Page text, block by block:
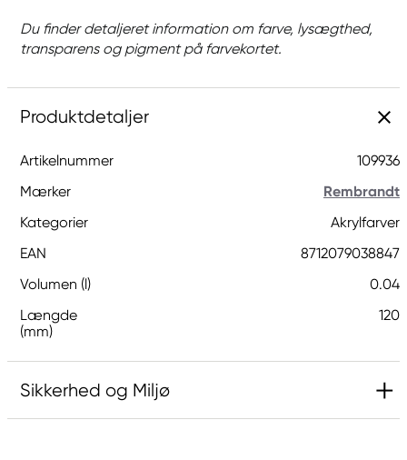
Du finder detaljeret information om farve, lysægthed,
transparens og pigment på farvekortet.
Produktdetaljer
Artikelnummer
109936
Mærker
Rembrandt
Kategorier
Akrylfarver
EAN
8712079038847
Volumen (l)
0.04
Længde
(mm)
120
Sikkerhed og Miljø